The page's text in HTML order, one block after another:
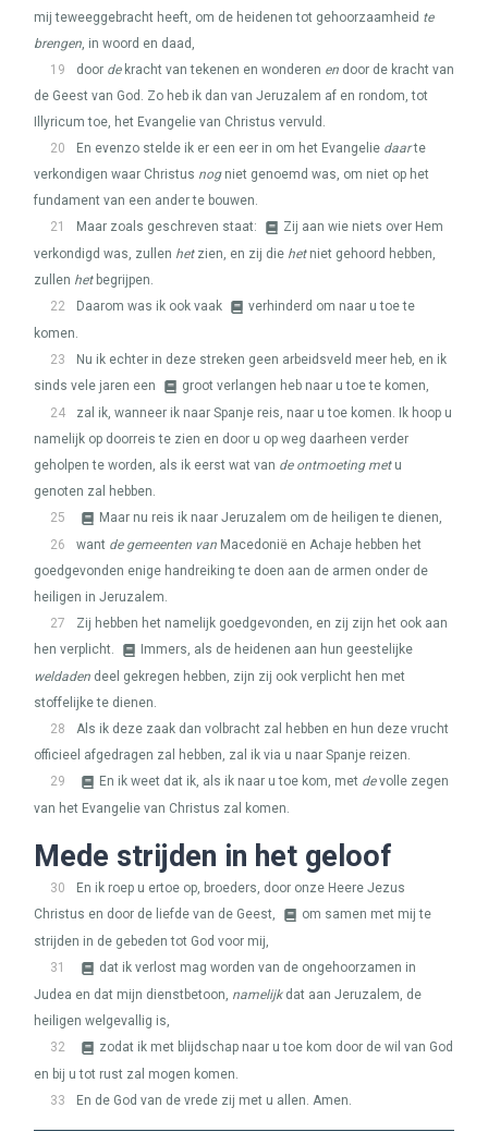
mij teweeggebracht heeft, om de heidenen tot gehoorzaamheid te
brengen, in woord en daad,
19
door dekracht van tekenen en wonderen en door de kracht van
de Geest van God. Zo heb ik dan van Jeruzalem af en rondom, tot
Illyricum toe, het Evangelie van Christus vervuld.
20
En evenzo stelde ik er een eer in om het Evangelie daarte
verkondigen waar Christus nogniet genoemd was, om niet op het
fundament van een ander te bouwen.
21
Maar zoals geschreven staat:
Zij aan wie niets over Hem
verkondigd was, zullen hetzien, en zij die hetniet gehoord hebben,
zullen hetbegrijpen.
22
Daarom was ik ook vaak
verhinderd om naar u toe te
komen.
23
Nu ik echter in deze streken geen arbeidsveld meer heb, en ik
sinds vele jaren een
groot verlangen heb naar u toe te komen,
24
zal ik, wanneer ik naar Spanje reis, naar u toe komen. Ik hoop u
namelijk op doorreis te zien en door u op weg daarheen verder
geholpen te worden, als ik eerst wat van de ontmoeting metu
genoten zal hebben.
25
Maar nu reis ik naar Jeruzalem om de heiligen te dienen,
26
want de gemeenten van Macedonië en Achaje hebben het
goedgevonden enige handreiking te doen aan de armen onder de
heiligen in Jeruzalem.
27
Zij hebben het namelijk goedgevonden, en zij zijn het ook aan
hen verplicht.
Immers, als de heidenen aan hun geestelijke
weldaden deel gekregen hebben, zijn zij ook verplicht hen met
stoffelijke te dienen.
28
Als ik deze zaak dan volbracht zal hebben en hun deze vrucht
officieel afgedragen zal hebben, zal ik via u naar Spanje reizen.
29
En ik weet dat ik, als ik naar u toe kom, met devolle zegen
van het Evangelie van Christus zal komen.
Mede strijden in het geloof
30
En ik roep u ertoe op, broeders, door onze Heere Jezus
Christus en door de liefde van de Geest,
om samen met mij te
strijden in de gebeden tot God voor mij,
31
dat ik verlost mag worden van de ongehoorzamen in
Judea en dat mijn dienstbetoon, namelijkdat aan Jeruzalem, de
heiligen welgevallig is,
32
zodat ik met blijdschap naar u toe kom door de wil van God
en bij u tot rust zal mogen komen.
33
En de God van de vrede zij met u allen. Amen.